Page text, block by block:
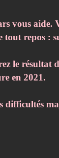
vous aide.
tout repos :
le résultat
en 2021.
difficultés